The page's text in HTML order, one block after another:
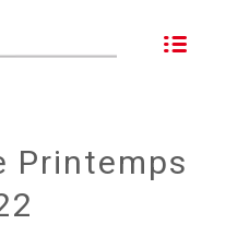
Printemps